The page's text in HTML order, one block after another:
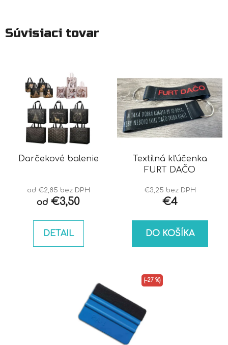
Súvisiaci tovar
Darčekové balenie
od €2,85 bez DPH
od €3,50
DETAIL
Textilná kľúčenka
FURT DAČO
€3,25 bez DPH
€4
DO KOŠÍKA
(–27 %)